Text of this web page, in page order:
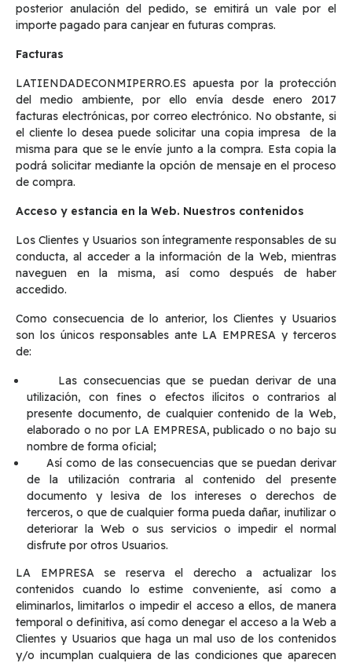
posterior anulación del pedido, se emitirá un vale por el
importe pagado para canjear en futuras compras.
Facturas
LATIENDADECONMIPERRO.ES apuesta por la protección
del medio ambiente, por ello envía desde enero 2017
facturas electrónicas, por correo electrónico. No obstante, si
el cliente lo desea puede solicitar una copia impresa de la
misma para que se le envíe junto a la compra. Esta copia la
podrá solicitar mediante la opción de mensaje en el proceso
de compra.
Acceso y estancia en la Web. Nuestros contenidos
Los Clientes y Usuarios son íntegramente responsables de su
conducta, al acceder a la información de la Web, mientras
naveguen en la misma, así como después de haber
accedido.
Como consecuencia de lo anterior, los Clientes y Usuarios
son los únicos responsables ante LA EMPRESA y terceros
de:
Las consecuencias que se puedan derivar de una
utilización, con fines o efectos ilícitos o contrarios al
presente documento, de cualquier contenido de la Web,
elaborado o no por LA EMPRESA, publicado o no bajo su
nombre de forma oficial;
Así como de las consecuencias que se puedan derivar
de la utilización contraria al contenido del presente
documento y lesiva de los intereses o derechos de
terceros, o que de cualquier forma pueda dañar, inutilizar o
deteriorar la Web o sus servicios o impedir el normal
disfrute por otros Usuarios.
LA EMPRESA se reserva el derecho a actualizar los
contenidos cuando lo estime conveniente, así como a
eliminarlos, limitarlos o impedir el acceso a ellos, de manera
temporal o definitiva, así como denegar el acceso a la Web a
Clientes y Usuarios que haga un mal uso de los contenidos
y/o incumplan cualquiera de las condiciones que aparecen